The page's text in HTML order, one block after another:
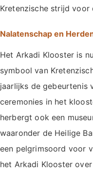
Kretenzische strijd voor
Nalatenschap en
Het Arkadi Klooster is
symbool van
jaarlijks de gebeurtenis
ceremonies in het
herbergt ook een
waaronder de Heilige
een pelgrimsoord voor
het Arkadi Klooster